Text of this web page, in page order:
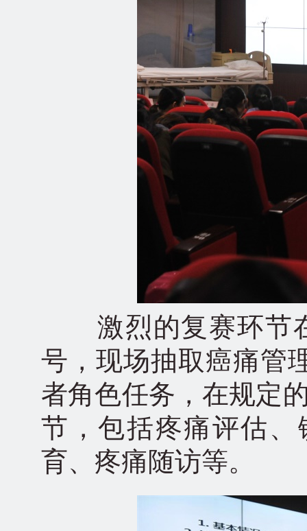
激烈的复赛环节在
号，现场抽取癌痛管
者角色任务，在规定
节，包括疼痛评估
育、疼痛随访等。